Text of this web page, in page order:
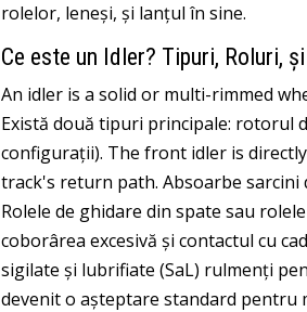
rolelor, leneşi, și lanțul în sine.
Ce este un Idler? Tipuri, Roluri,
An idler is a solid or multi-rimmed
Există două tipuri principale: rotorul
configurații). The front idler is
track's return path. Absoarbe
Rolele de ghidare din spate sau
coborârea excesivă și contactul cu
sigilate și lubrifiate (SaL) rulmenți
devenit o așteptare standard pentru